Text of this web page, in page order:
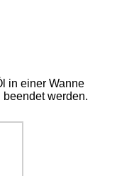
in einer Wanne
werden.